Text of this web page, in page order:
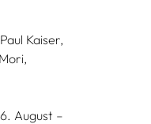
Kaiser,
August –